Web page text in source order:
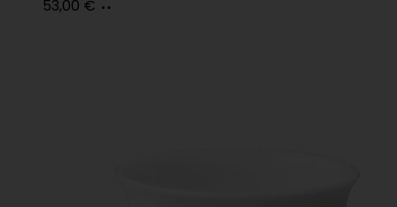
53,00 €